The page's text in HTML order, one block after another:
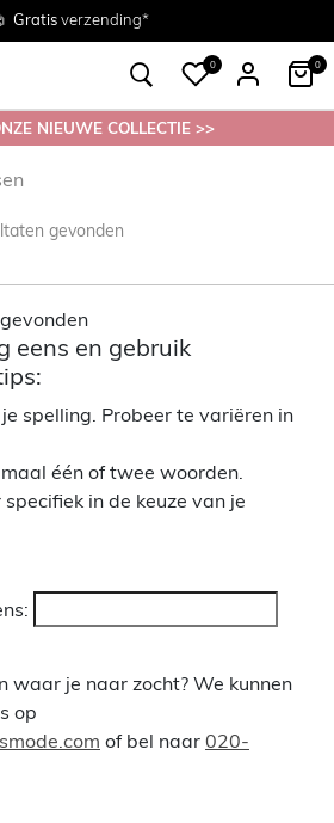
Gratisverzending*
Maten38 - 54
retourneren in de winkel
0 0
NIEUWE COLLECTIE >>
gevonden
eens en gebruik
spelling. Probeer te variëren in
één of twee woorden.
in de keuze van je
waar je naar zocht? We kunnen
op
of bel naar 020-